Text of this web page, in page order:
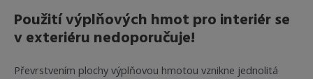
Použití výplňových hmot pro interiér se
v exteriéru nedoporučuje!
Převrstvením plochy výplňovou hmotou vznikne jednolitá